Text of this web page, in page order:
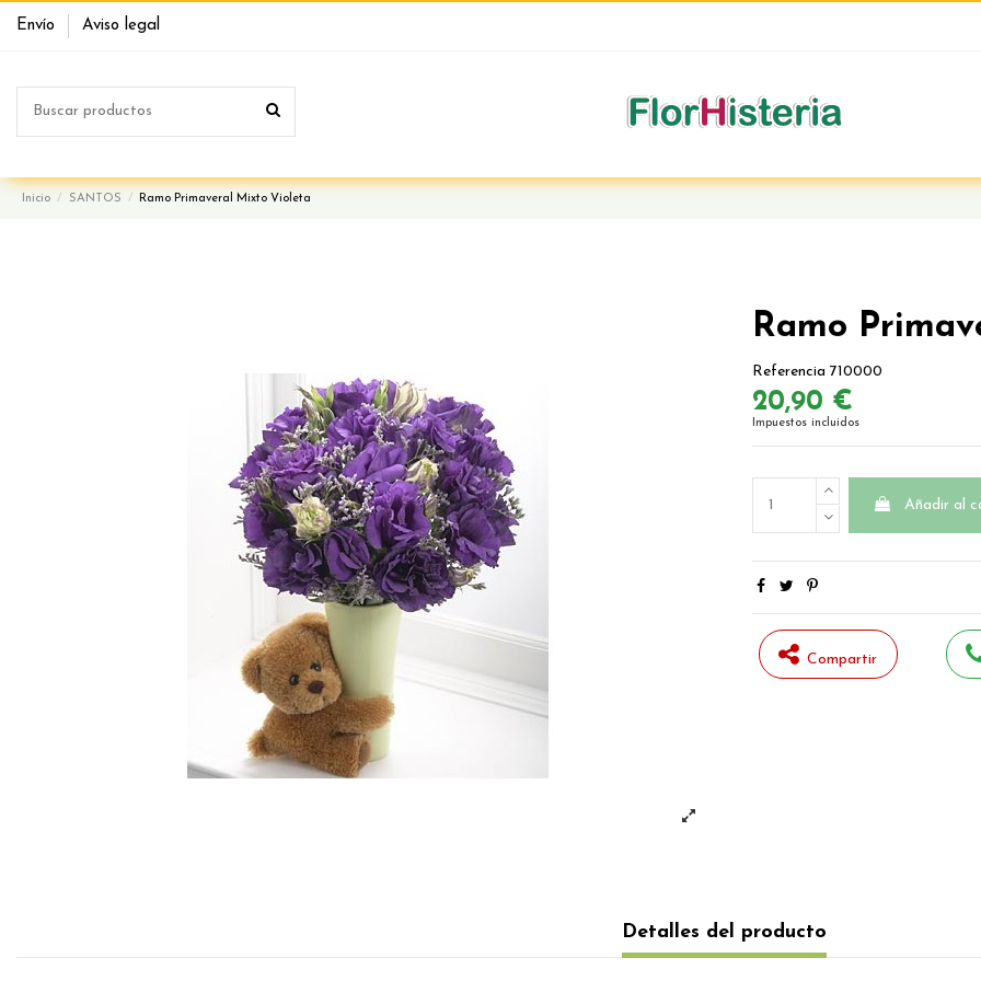
Envío Aviso legal
Inicio SANTOS Ramo Primaveral Mixto Violeta
Ramo
Referencia 710000
20,90 €
Impuestos incluidos
Añadir al
Compartir
Detalles del producto